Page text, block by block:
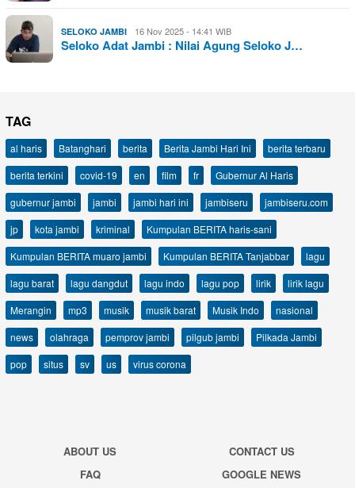
SELOKO JAMBI 16 Nov 2025 - 14:41 WIB
Seloko Adat Jambi : Nilai Agung Seloko J…
TAG
al haris Batanghari berita Berita Jambi Hari Ini
berita terbaru
berita terkini
covid-19 en film fr
Gubernur Al Haris
gubernur jambi
jambi jambi hari ini jambiseru
jambiseru.com
jp
kota jambi kriminal
Kumpulan BERITA haris-sani
Kumpulan BERITA muaro jambi
Kumpulan BERITA Tanjabbar
lagu
lagu barat
lagu dangdut lagu indo lagu pop lirik
lirik lagu
Merangin
mp3 musik musik barat Musik Indo
nasional
news
olahraga pemprov jambi pilgub jambi
Pilkada Jambi
pop
situs sv us virus corona
ABOUT US
CONTACT US
FAQ
GOOGLE NEWS